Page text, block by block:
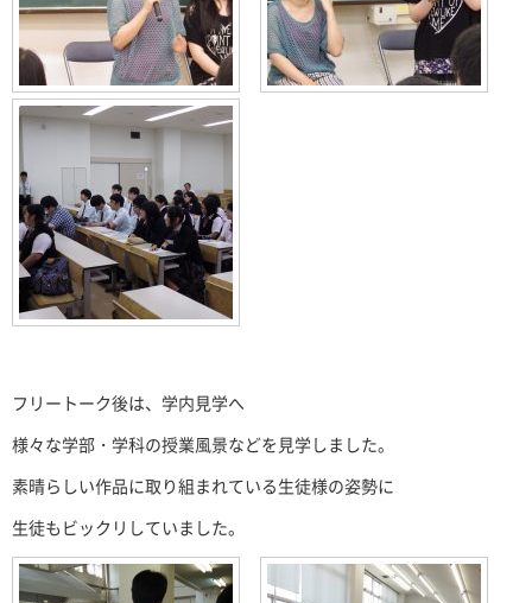
フリートーク後は、学内見学へ
様々な学部・学科の授業風景などを見学しました。
素晴らしい作品に取り組まれている生徒様の姿勢に
生徒もビックリしていました。